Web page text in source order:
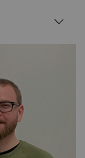
i konkreta
nivå
sig också